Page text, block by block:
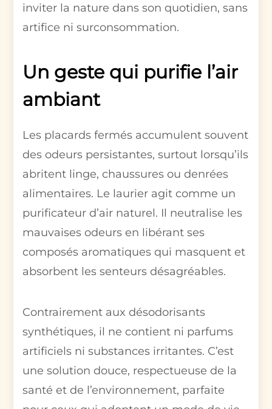
inviter la nature dans son quotidien, sans
artifice ni surconsommation.
Un geste qui purifie l’air
ambiant
Les placards fermés accumulent souvent
des odeurs persistantes, surtout lorsqu’ils
abritent linge, chaussures ou denrées
alimentaires. Le laurier agit comme un
purificateur d’air naturel. Il neutralise les
mauvaises odeurs en libérant ses
composés aromatiques qui masquent et
absorbent les senteurs désagréables.
Contrairement aux désodorisants
synthétiques, il ne contient ni parfums
artificiels ni substances irritantes. C’est
une solution douce, respectueuse de la
santé et de l’environnement, parfaite